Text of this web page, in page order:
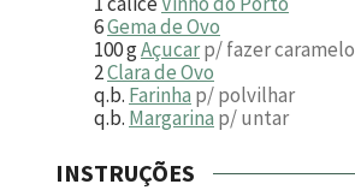
6Gema de Ovo
100gAçucarp/ fazer caramelo
2Clara de Ovo
q.b. Farinha p/ polvilhar
q.b. Margarina p/ untar
INSTRUÇÕES